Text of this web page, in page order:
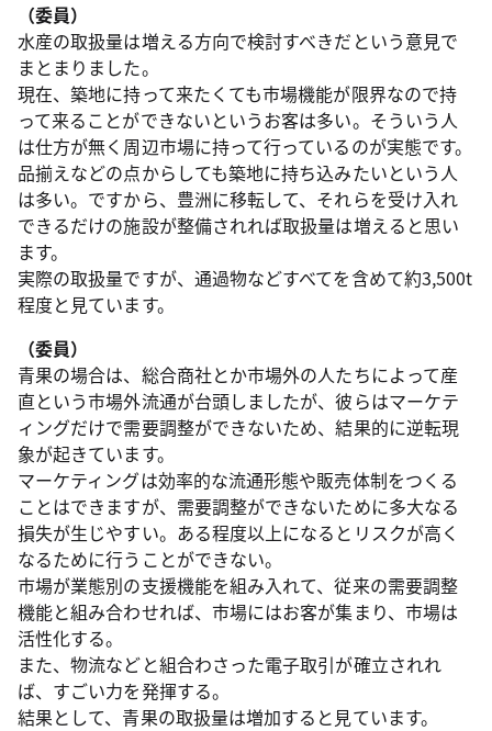
（委員）
水産の取扱量は増える方向で検討すべきだという意見で
まとまりました。
現在、築地に持って来たくても市場機能が限界なので持
って来ることができないというお客は多い。そういう人
は仕方が無く周辺市場に持って行っているのが実態です。
品揃えなどの点からしても築地に持ち込みたいという人
は多い。ですから、豊洲に移転して、それらを受け入れ
できるだけの施設が整備されれば取扱量は増えると思い
ます。
実際の取扱量ですが、通過物などすべてを含めて約3,500t
程度と見ています。
（委員）
青果の場合は、総合商社とか市場外の人たちによって産
直という市場外流通が台頭しましたが、彼らはマーケテ
ィングだけで需要調整ができないため、結果的に逆転現
象が起きています。
マーケティングは効率的な流通形態や販売体制をつくる
ことはできますが、需要調整ができないために多大なる
損失が生じやすい。ある程度以上になるとリスクが高く
なるために行うことができない。
市場が業態別の支援機能を組み入れて、従来の需要調整
機能と組み合わせれば、市場にはお客が集まり、市場は
活性化する。
また、物流などと組合わさった電子取引が確立されれ
ば、すごい力を発揮する。
結果として、青果の取扱量は増加すると見ています。